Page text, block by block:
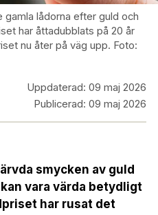
lådorna efter guld och
har åttadubblats på 20 år
nu åter på väg upp. Foto:
Uppdaterad: 09 maj 2026
Publicerad: 09 maj 2026
smycken av guld
vara värda betydligt
har rusat det